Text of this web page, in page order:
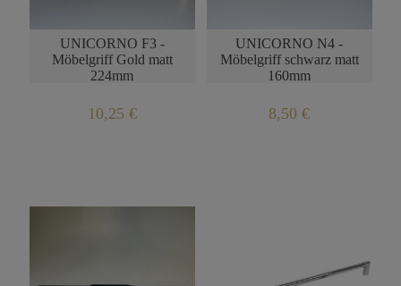
UNICORNO F3 -
Möbelgriff Gold matt
224mm
10,25 €
UNICORNO N4 -
Möbelgriff schwarz matt
160mm
8,50 €